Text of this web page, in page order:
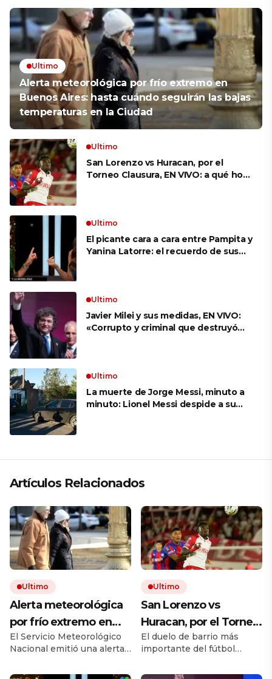
Ultimo
Alerta meteorológica por frío extremo en
Buenos Aires: hasta cuándo seguirán las bajas
temperaturas en la Ciudad
Ultimo
San Lorenzo vs Huracan, por el
Torneo Clausura, EN VIVO: a qué hora
Ultimo
El picante cara a cara entre Pampita y
Yanina Latorre: el recuerdo de sus
Ultimo
Javier Milei y sus medidas, EN VIVO:
«Corrupto y criminal que destruyó
Ultimo
La muerte de Jorge Messi, minuto a
minuto: Lionel Messi despide a su
Artículos Relacionados
Ultimo
Alerta meteorológica
por frío extremo en
Buenos Aires: hasta
cuándo seguirán las
bajas temperaturas en
El Servicio Meteorológico
Nacional emitió una alerta
AMBA. Este domingo la
Ultimo
San Lorenzo vs
Huracan, por el Torneo
Clausura, EN VIVO: a
qué hora es, probables
formaciones y cómo
El duelo de barrio más
importante del fútbol
edición en Bajo Flores.